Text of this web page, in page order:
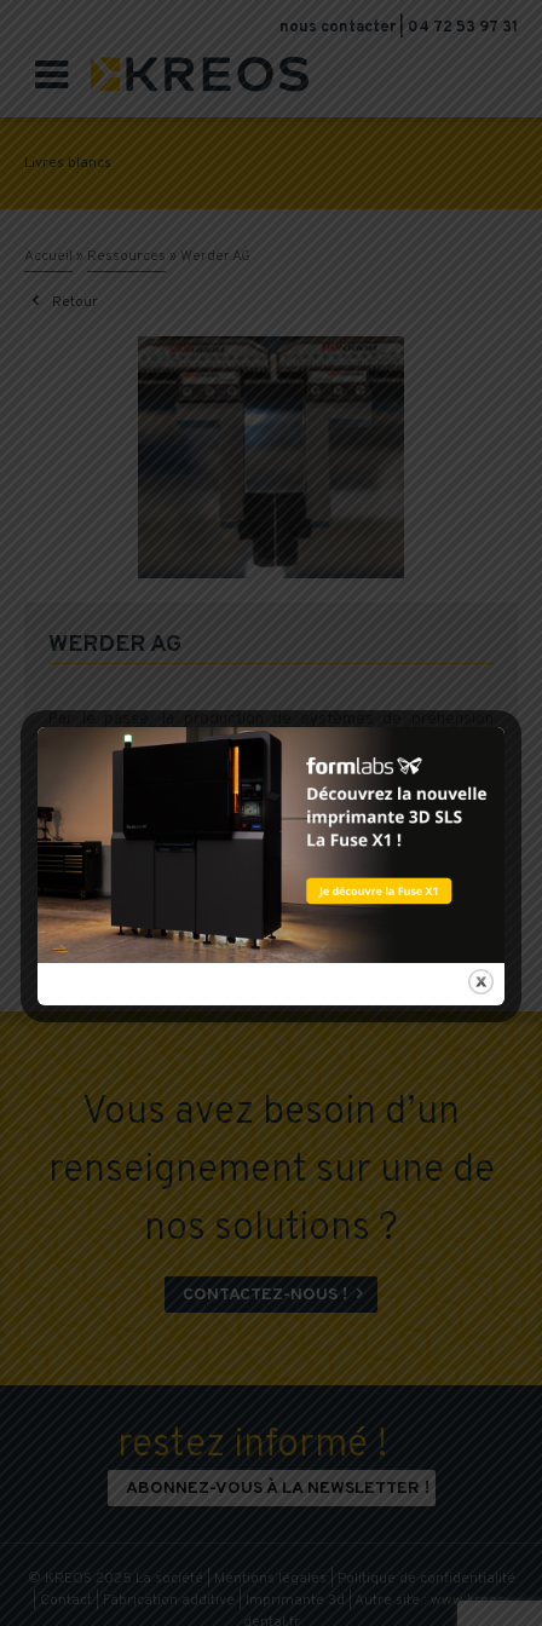
nous contacter 04 72 53 97 31

Livres blancs
Accueil » Ressources » Werder AG
 Retour
WERDER AG
robotisés ingénieux nécessitait beaucoup d’efforts. Grâce à
la technologie SLS, aujourd’hui il est possible de créer des
objets complexes avec des formes presque illimitées.
Celles-ci peuvent être résistantes aux contraintes
mécaniques et stables à long terme.
TÉLÉCHARGER
Vous avez besoin d’un
renseignement sur une de
nos solutions ?
CONTACTEZ-NOUS ! 
restez informé !
ABONNEZ-VOUS À LA NEWSLETTER !
© KREOS 2025 La société Mentions légales
Politique de confidentialité
Contact Fabrication additive Imprimante 3d | Autre site : www.kreos-